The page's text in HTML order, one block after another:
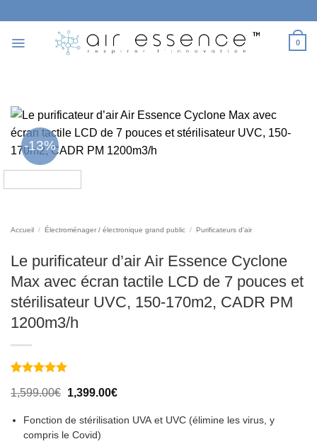
contenu
0
-13%
Accueil / Électroménager / électronique grand public / Purificateurs d'air
Le purificateur d’air Air Essence Cyclone
Max avec écran tactile LCD de 7 pouces et
stérilisateur UVC, 150-170m2, CADR PM
1200m3/h
5 basé sur
client
1,599.00€ Le
initial
était :
1,599.00€.
1,399.00€Le
actuel
est :
Fonction de stérilisation UVAet UVC(élimine les virus, y
compris le Covid)